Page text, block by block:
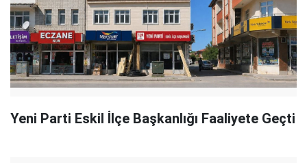
Yeni Parti Eskil İlçe Başkanlığı Faaliyete Geçti